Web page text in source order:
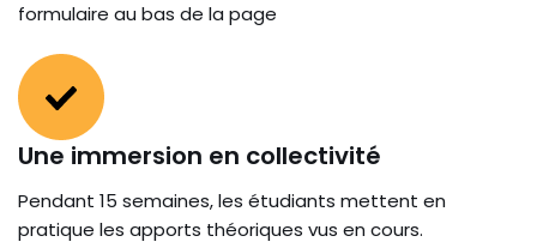
formulaire au bas de la page
Une immersion en collectivité
Pendant 15 semaines, les étudiants mettent en
pratique les apports théoriques vus en cours.